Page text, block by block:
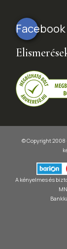
Facebook
© Copyright 2008
A kényelmes és